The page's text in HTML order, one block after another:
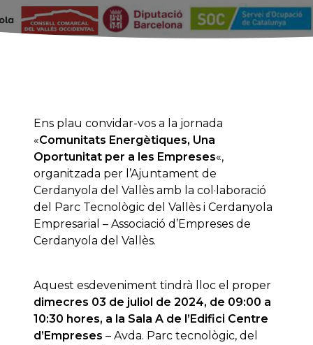
Ens plau convidar-vos a la jornada
«Comunitats Energètiques, Una
Oportunitat per a les Empreses«,
organitzada per l’Ajuntament de
Cerdanyola del Vallès amb la col·laboració
del Parc Tecnològic del Vallès i Cerdanyola
Empresarial – Associació d’Empreses de
Cerdanyola del Vallès.
Aquest esdeveniment tindrà lloc el proper
dimecres 03 de juliol de 2024, de 09:00 a
10:30 hores, a la Sala A de l’Edifici Centre
d’Empreses – Avda. Parc tecnològic, del